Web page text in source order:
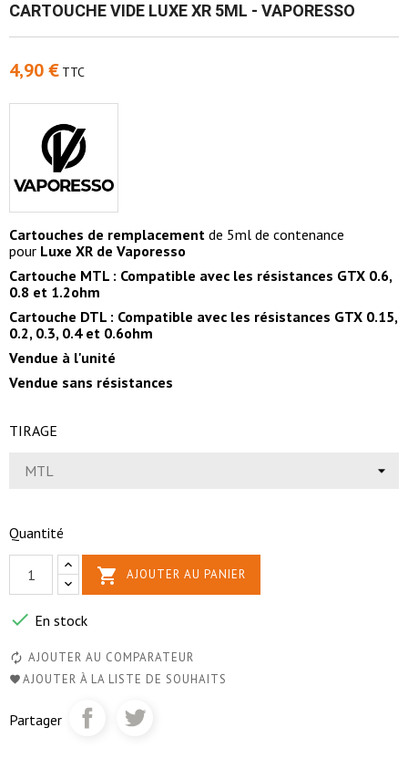
CARTOUCHE VIDE LUXE XR 5ML - VAPORESSO
4,90 € TTC
Cartouches de remplacement de 5ml de contenance
pour Luxe XR de Vaporesso
Cartouche MTL : Compatible avec les résistances GTX 0.6,
0.8 et 1.2ohm
Cartouche DTL : Compatible avec les résistances GTX 0.15,
0.2, 0.3, 0.4 et 0.6ohm
Vendue à l'unité
Vendue sans résistances
TIRAGE
Quantité
 AJOUTER AU PANIER
 En stock
AJOUTER AU COMPARATEUR
AJOUTER À LA LISTE DE SOUHAITS
Partager